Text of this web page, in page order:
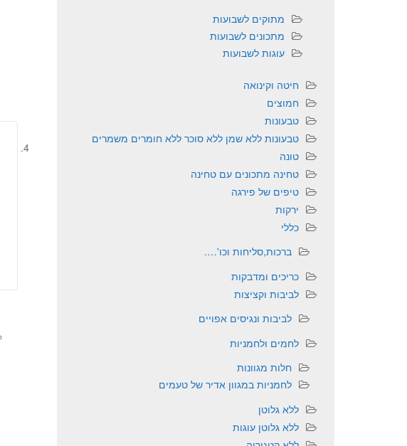
מתוקים לשבועות
מתכונים לשבועות
עוגות לשבועות
חיטה וקינואה
חמוצים
טבעונות
טבעונות ללא שמן ללא סוכר ללא חומרים משמרים
טונה
טחינה מתכונים עם טחינה
טיפים של פירגה
ירקות
כללי
ברכות,סליחות וכו'….
כריכים ומדבקות
לביבות וקציצות
לביבות ונגיסים אפויים
לחמים ולחמניות
חלות מגוונות
לחמניות במגוון אדיר של טעמים
ללא גלוטן
ללא גלוטן עוגות